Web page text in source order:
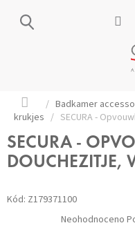
Domů
/ Badkamer
krukjes / SECURA -
SECURA -
DOUCHEZITJE,
Kód: Z179371100
Průměrné
hodnocení
Neohodnoceno